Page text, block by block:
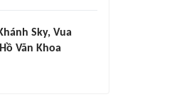
Sky, Vua
Văn Khoa